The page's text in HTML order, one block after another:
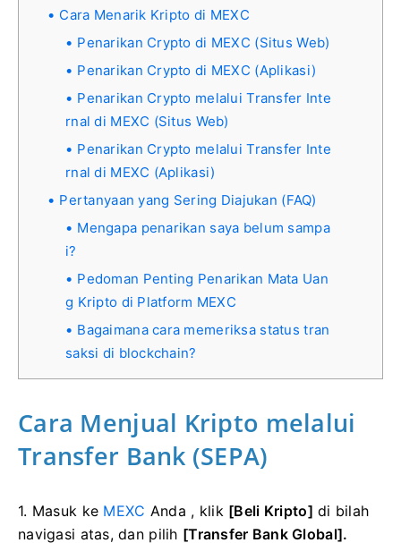
Cara Menarik Kripto di MEXC
Penarikan Crypto di MEXC (Situs Web)
Penarikan Crypto di MEXC (Aplikasi)
Penarikan Crypto melalui Transfer Inte
rnal di MEXC (Situs Web)
Penarikan Crypto melalui Transfer Inte
rnal di MEXC (Aplikasi)
Pertanyaan yang Sering Diajukan (FAQ)
Mengapa penarikan saya belum sampa
i?
Pedoman Penting Penarikan Mata Uan
g Kripto di Platform MEXC
Bagaimana cara memeriksa status tran
saksi di blockchain?
Cara Menjual Kripto melalui
Transfer Bank (SEPA)
1. Masuk ke MEXC Anda , klik [Beli Kripto] di bilah
navigasi atas, dan pilih [Transfer Bank Global].